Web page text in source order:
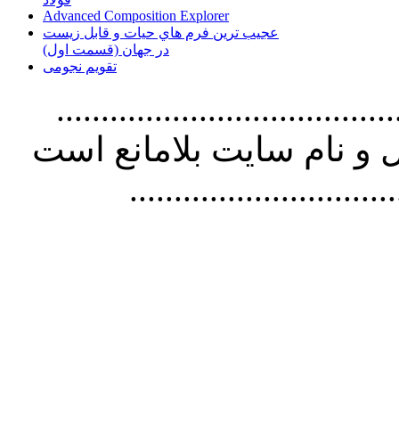
Advanced Composition Explorer
عجیب ترین فرم هاي حيات و قابل زيست
در جهان (قسمت اول)
تقویم نجومی
استفاده از
نام سايت بلامانع است